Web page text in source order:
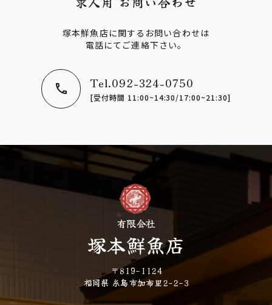
塚本鮮魚店に関するお問い合わせは
電話にてご連絡下さい。
Tel.092-324-0750
[受付時間 11:00~14:30/17:00~21:30]
有限会社
塚本鮮魚店
〒819-1124
福岡県 糸島市加布里2-2-3